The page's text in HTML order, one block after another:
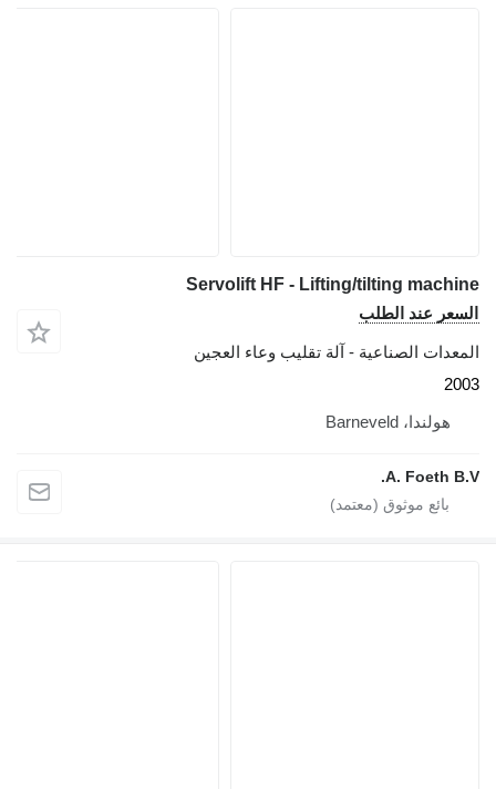
Servolift HF - Lifting/tilting
عند الطلب
الصناعية - آلة تقليب وعاء العجين
هولندا، Barneveld
A. Foeth